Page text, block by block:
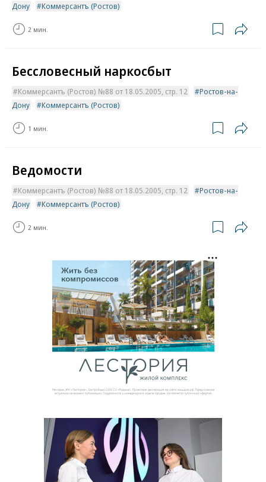
Дону
Коммерсантъ (Ростов)
2 мин.
Бессловесный наркосбыт
Коммерсантъ (Ростов) №88 от 18.05.2005, стр. 12
Ростов-на-
Дону
Коммерсантъ (Ростов)
1 мин.
Ведомости
Коммерсантъ (Ростов) №88 от 18.05.2005, стр. 12
Ростов-на-
Дону
Коммерсантъ (Ростов)
2 мин.